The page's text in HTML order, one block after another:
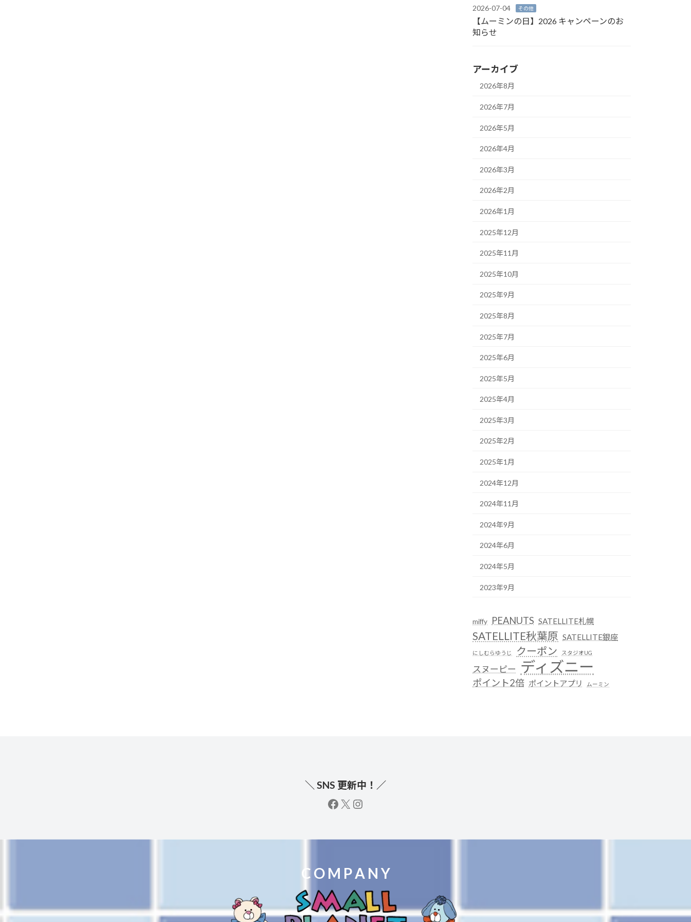
2026-07-04 その他
【ムーミンの日】2026 キャンペーンのお
知らせ
アーカイブ
2026年8月
2026年7月
2026年5月
2026年4月
2026年3月
2026年2月
2026年1月
2025年12月
2025年11月
2025年10月
2025年9月
2025年8月
2025年7月
2025年6月
2025年5月
2025年4月
2025年3月
2025年2月
2025年1月
2024年12月
2024年11月
2024年9月
2024年6月
2024年5月
2023年9月
miffy PEANUTS SATELLITE札幌
SATELLITE秋葉原 SATELLITE銀座
にしむらゆうじ クーポン スタジオUG
スヌーピー ディズニー
ポイント2倍 ポイントアプリ ムーミン
＼ SNS 更新中！／
facebook
X instagram
C O M P A N Y